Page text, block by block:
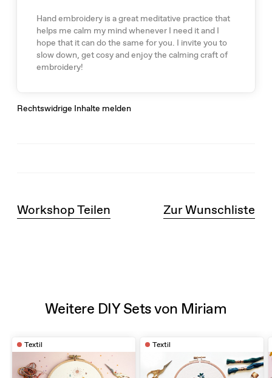
Hand embroidery is a great meditative practice that
helps me calm my mind whenever I need it and I
hope that it can do the same for you. I invite you to
slow down, get cosy and enjoy the calming craft of
embroidery!
Rechtswidrige Inhalte melden
Workshop Teilen Zur Wunschliste
Weitere DIY Sets von Miriam
Textil Textil